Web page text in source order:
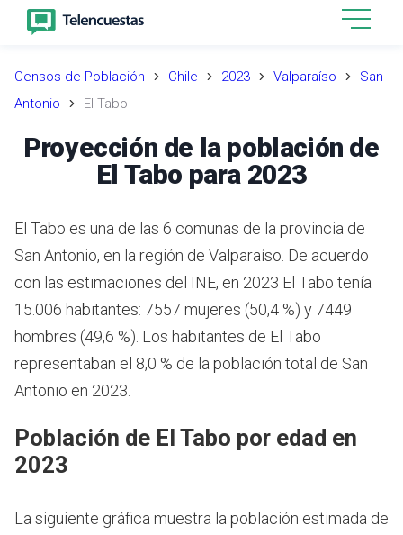
Censos de Población Chile 2023 Valparaíso
San
Antonio
El Tabo
Proyección de la población de
El Tabo para 2023
El Tabo es una de las 6 comunas de la provincia de
San Antonio, en la región de Valparaíso. De acuerdo
con las estimaciones del INE, en 2023 El Tabo tenía
15.006 habitantes: 7557 mujeres (50,4 %) y 7449
hombres (49,6 %). Los habitantes de El Tabo
representaban el 8,0 % de la población total de San
Antonio en 2023.
Población de El Tabo por edad en
2023
La siguiente gráfica muestra la población estimada de